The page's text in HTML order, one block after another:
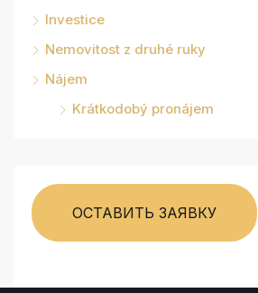
Investice
Nemovitost z druhé ruky
Nájem
Krátkodobý pronájem
ОСТАВИТЬ ЗАЯВКУ